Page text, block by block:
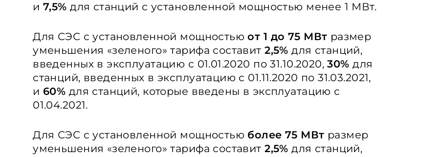
и7,5% для станций с установленной мощностью менее 1 МВт.
Для СЭС с установленной мощностьюот 1 до 75 МВт размер
уменьшения «зеленого» тарифа составит2,5%для станций,
введенных в эксплуатацию с 01.01.2020 по 31.10.2020,30% для
станций, введенных в эксплуатацию с 01.11.2020 по 31.03.2021,
и 60% для станций, которые введены в эксплуатацию с
01.04.2021.
Для СЭС с установленной мощностью более 75 МВт размер
уменьшения «зеленого» тарифа составит2,5% для станций,